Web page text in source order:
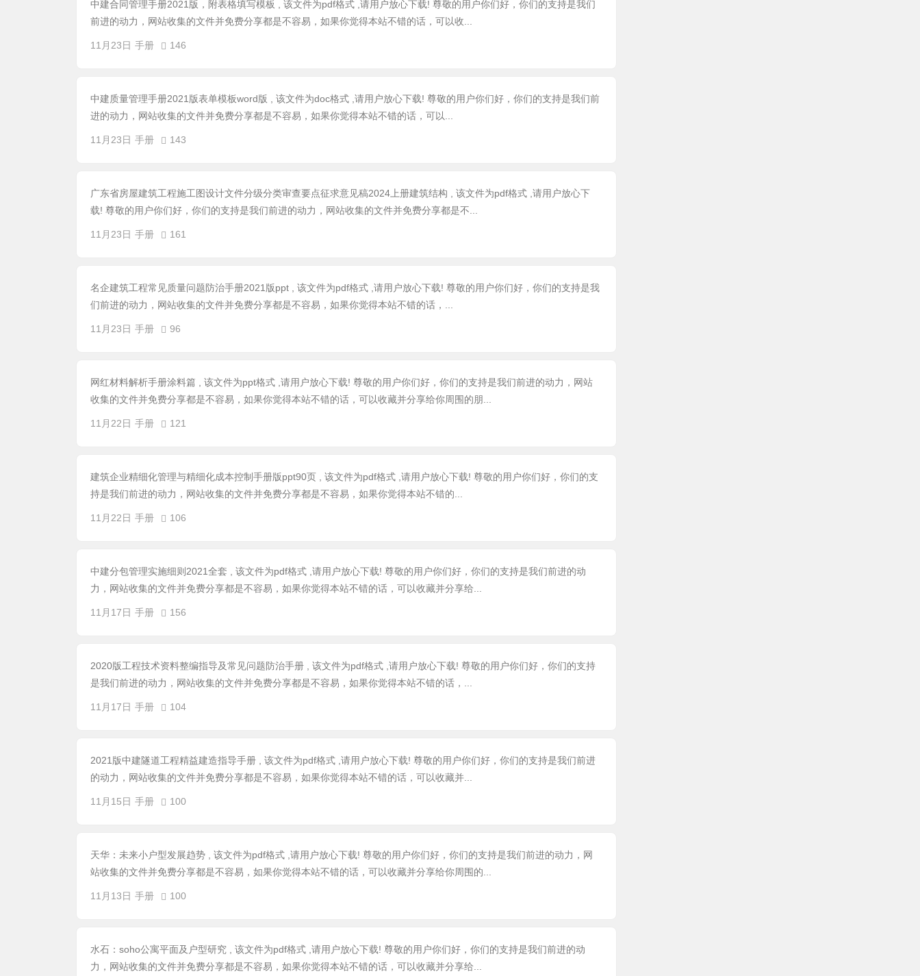
中建合同管理手册2021版，附表格填写模板 , 该文件为pdf格式 ,请用户放心下载! 尊敬的用户你们好，你们的支持是我们
前进的动力，网站收集的文件并免费分享都是不容易，如果你觉得本站不错的话，可以收...
11月23日 手册 146
中建质量管理手册2021版表单模板word版 , 该文件为doc格式 ,请用户放心下载! 尊敬的用户你们好，你们的支持是我们前
进的动力，网站收集的文件并免费分享都是不容易，如果你觉得本站不错的话，可以...
11月23日 手册 143
广东省房屋建筑工程施工图设计文件分级分类审查要点征求意见稿2024上册建筑结构 , 该文件为pdf格式 ,请用户放心下
载! 尊敬的用户你们好，你们的支持是我们前进的动力，网站收集的文件并免费分享都是不...
11月23日 手册 161
名企建筑工程常见质量问题防治手册2021版ppt , 该文件为pdf格式 ,请用户放心下载! 尊敬的用户你们好，你们的支持是我
们前进的动力，网站收集的文件并免费分享都是不容易，如果你觉得本站不错的话，...
11月23日 手册 96
网红材料解析手册涂料篇 , 该文件为ppt格式 ,请用户放心下载! 尊敬的用户你们好，你们的支持是我们前进的动力，网站
收集的文件并免费分享都是不容易，如果你觉得本站不错的话，可以收藏并分享给你周围的朋...
11月22日 手册 121
建筑企业精细化管理与精细化成本控制手册版ppt90页 , 该文件为pdf格式 ,请用户放心下载! 尊敬的用户你们好，你们的支
持是我们前进的动力，网站收集的文件并免费分享都是不容易，如果你觉得本站不错的...
11月22日 手册 106
中建分包管理实施细则2021全套 , 该文件为pdf格式 ,请用户放心下载! 尊敬的用户你们好，你们的支持是我们前进的动
力，网站收集的文件并免费分享都是不容易，如果你觉得本站不错的话，可以收藏并分享给...
11月17日 手册 156
2020版工程技术资料整编指导及常见问题防治手册 , 该文件为pdf格式 ,请用户放心下载! 尊敬的用户你们好，你们的支持
是我们前进的动力，网站收集的文件并免费分享都是不容易，如果你觉得本站不错的话，...
11月17日 手册 104
2021版中建隧道工程精益建造指导手册 , 该文件为pdf格式 ,请用户放心下载! 尊敬的用户你们好，你们的支持是我们前进
的动力，网站收集的文件并免费分享都是不容易，如果你觉得本站不错的话，可以收藏并...
11月15日 手册 100
天华：未来小户型发展趋势 , 该文件为pdf格式 ,请用户放心下载! 尊敬的用户你们好，你们的支持是我们前进的动力，网
站收集的文件并免费分享都是不容易，如果你觉得本站不错的话，可以收藏并分享给你周围的...
11月13日 手册 100
水石：soho公寓平面及户型研究 , 该文件为pdf格式 ,请用户放心下载! 尊敬的用户你们好，你们的支持是我们前进的动
力，网站收集的文件并免费分享都是不容易，如果你觉得本站不错的话，可以收藏并分享给...